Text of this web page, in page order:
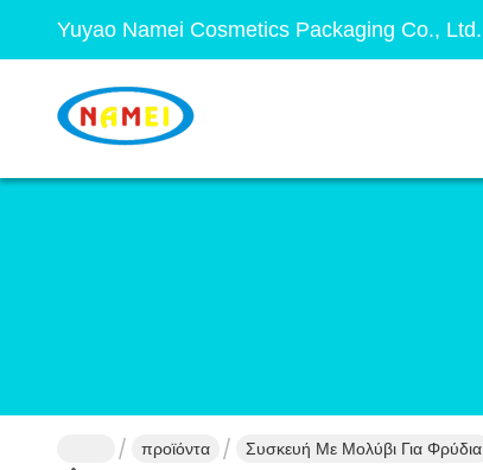
Yuyao Namei Cosmetics Packaging Co., Ltd.
προϊόντα Συσκευή Με Μολύβι Για Φρύδια